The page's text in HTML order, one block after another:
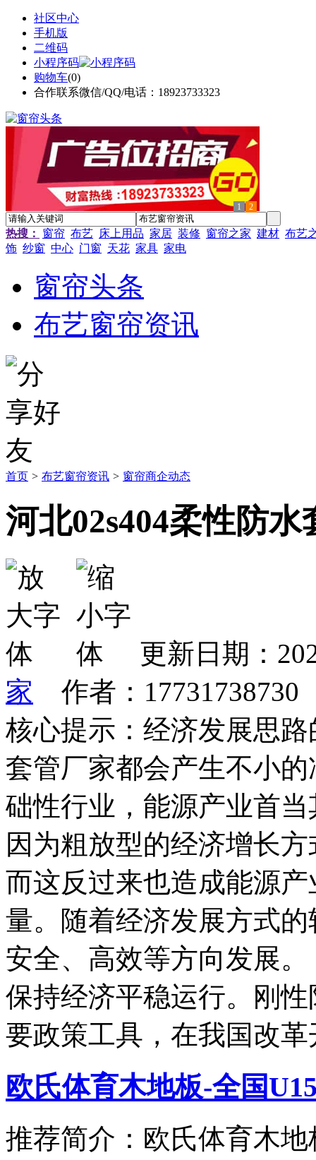
社区中心
手机版
二维码
小程序码
购物车(0)
合作联系微信/QQ/电话：18923733323
1 2
热搜： 窗帘 布艺 床上用品 家居 装修 窗帘之家 建材 布艺
饰 纱窗 中心 门窗 天花 家具 家电
窗帘头条
布艺窗帘资讯
首页 > 布艺窗帘资讯 > 窗帘商企动态
河北02s404柔性防
更新日期：
家 作者：
核心提示：经济发展思
套管厂家都会产生不小
础性行业，能源产业首
因为粗放型的经济增长
而这反过来也造成能源
量。随着经济发展方式
安全、高效等方向发
保持经济平稳运行。刚
要政策工具，在我国改革
欧氏体育木地板-全国
推荐简介：欧氏体育木